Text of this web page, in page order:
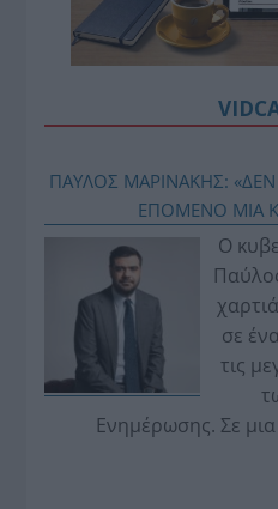
ΠΑΥΛΟΣ ΜΑΡΙΝΑΚΗΣ:
ΕΠΟΜΕΝΟ ΜΙΑ
Ο
σε
τις
Ενημέρωσης. Σε